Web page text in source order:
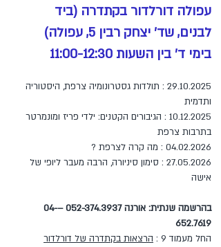
עפולה דורלדור בקתדרה (ביד
לבנים, שד' יצחק רבין 5, עפולה)
בימי ד' בין השעות 11:00-12:30
29.10.2025 : תולדות גסטרונומיה צרפת, היסטוריה
ותדמית
10.12.2025 : הגיבורים הקטנים: ילדי פריז ומונמרטר
בתרבות צרפת
04.02.2026 : מה קרה לצרפת ?
27.05.2026 : סימון סיניורה, הרבה מעבר ליופי של
אישה
בהרשמה שנתית: אורנה052-374.3937
–
04-
652.7619
החל מעמוד 9 :
הרצאות בקתדרה של דורלדור